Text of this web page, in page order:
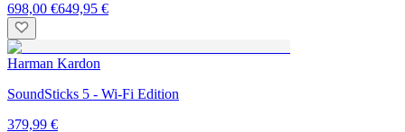
698,00 €649,95 €
Harman Kardon
SoundSticks 5 - Wi-Fi Edition
379,99 €